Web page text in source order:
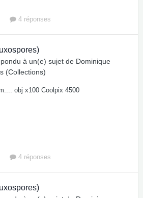
4 réponses
à un(e) sujet de Dominique
(Collections)
obj x100 Coolpix 4500
4 réponses